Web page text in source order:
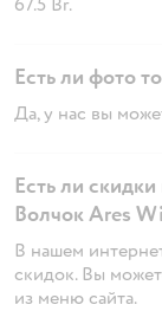
Есть ли фото
Да, у нас вы
Есть ли
Волчок Ares
В нашем
скидок. Вы
из меню сайта.